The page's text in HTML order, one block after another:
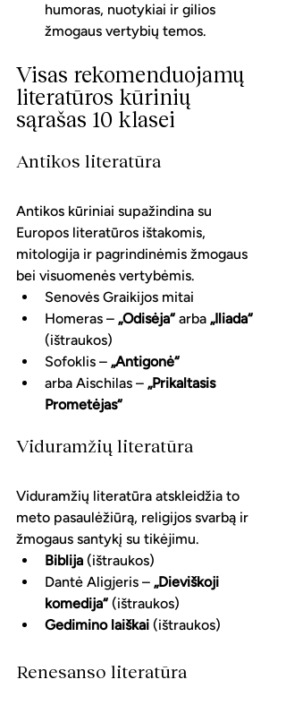
humoras, nuotykiai ir gilios
žmogaus vertybių temos.
Visas rekomenduojamų
literatūros kūrinių
sąrašas 10 klasei
Antikos literatūra
Antikos kūriniai supažindina su
Europos literatūros ištakomis,
mitologija ir pagrindinėmis žmogaus
bei visuomenės vertybėmis.
Senovės Graikijos mitai
Homeras – „Odisėja“ arba „Iliada“
(ištraukos)
Sofoklis – „Antigonė“
arba Aischilas – „Prikaltasis
Prometėjas“
Viduramžių literatūra
Viduramžių literatūra atskleidžia to
meto pasaulėžiūrą, religijos svarbą ir
žmogaus santykį su tikėjimu.
Biblija (ištraukos)
Dantė Aligjeris – „Dieviškoji
komedija“ (ištraukos)
Gedimino laiškai (ištraukos)
Renesanso literatūra